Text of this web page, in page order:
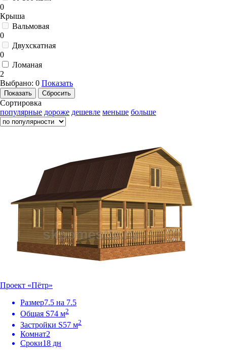
0
Крыша
Вальмовая
0
Двухскатная
0
Ломаная
2
Выбрано: 0 Показать
Сортировка
популярные дороже дешевле меньше больше
Проект «Пётр»
Размер7.5 на 7.5
Общая S74 м2
Застройки S57 м2
Комнат2
Сроки18 дн